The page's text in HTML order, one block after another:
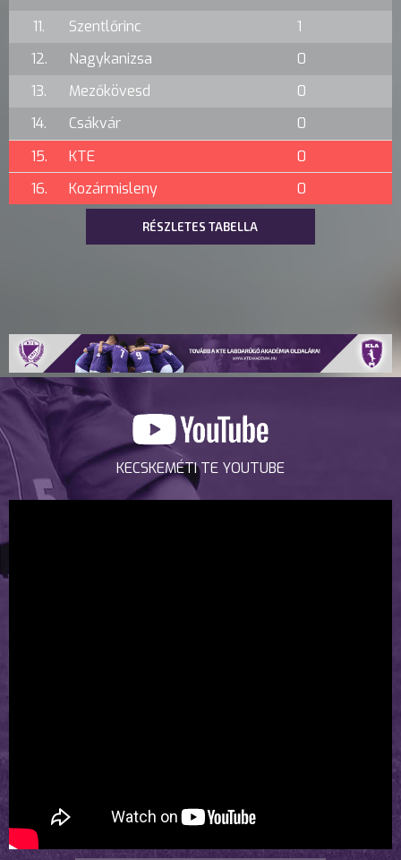
11.
Szentlőrinc
1
12.
Nagykanizsa
0
13.
Mezőkövesd
0
14.
Csákvár
0
15.
KTE
0
16.
Kozármisleny 0
RÉSZLETES TABELLA
KECSKEMÉTI TE YOUTUBE